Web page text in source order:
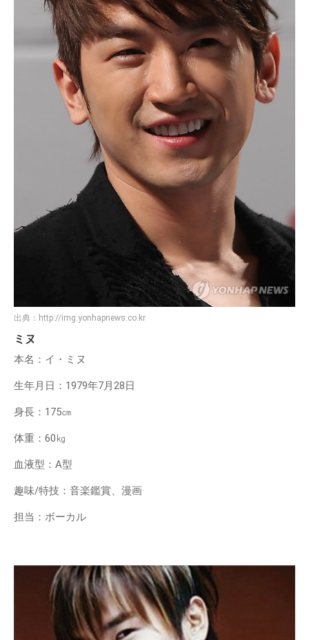
出典： http://img.yonhapnews.co.kr
ミヌ
本名：イ・ミヌ
生年月日：1979年7月28日
身長：175㎝
体重：60㎏
血液型：A型
趣味/特技：音楽鑑賞、漫画
担当：ボーカル